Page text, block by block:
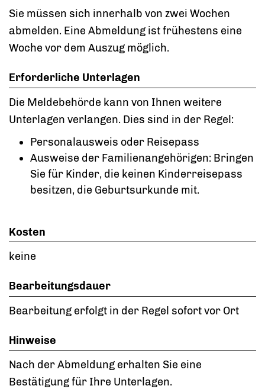
Sie müssen sich innerhalb von zwei Wochen
abmelden. Eine Abmeldung ist frühestens eine
Woche vor dem Auszug möglich.
Erforderliche Unterlagen
Die Meldebehörde kann von Ihnen weitere
Unterlagen verlangen. Dies sind in der Regel:
Personalausweis oder Reisepass
Ausweise der Familienangehörigen: Bringen
Sie für Kinder, die keinen Kinderreisepass
besitzen, die Geburtsurkunde mit.
Kosten
keine
Bearbeitungsdauer
Bearbeitung erfolgt in der Regel sofort vor Ort
Hinweise
Nach der Abmeldung erhalten Sie eine
Bestätigung für Ihre Unterlagen.